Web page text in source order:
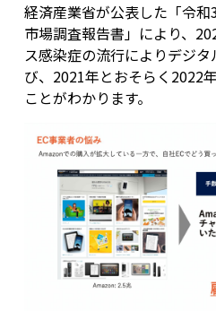
経済産業省が公表した「令
市場調査報告書」により、
ス感染症の流行によりデジ
び、2021年とおそらく2022
ことがわかります。